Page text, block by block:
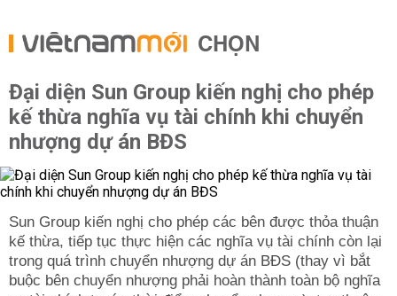
CHỌN
Đại diện Sun Group kiến nghị cho phép
kế thừa nghĩa vụ tài chính khi chuyển
nhượng dự án BĐS
Sun Group kiến nghị cho phép các bên được thỏa thuận
kế thừa, tiếp tục thực hiện các nghĩa vụ tài chính còn lại
trong quá trình chuyển nhượng dự án BĐS (thay vì bắt
buộc bên chuyển nhượng phải hoàn thành toàn bộ nghĩa